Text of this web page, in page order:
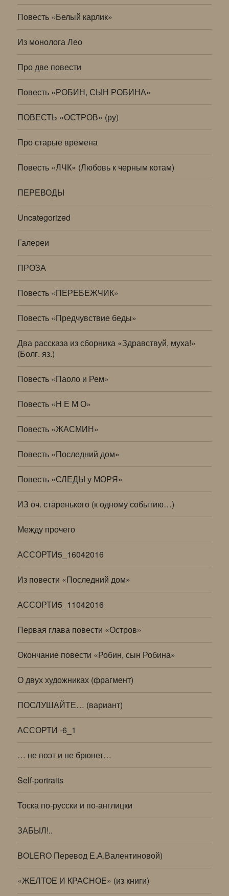
Повесть «Белый карлик»
Из монолога Лео
Про две повести
Повесть «РОБИН, СЫН РОБИНА»
ПОВЕСТЬ «ОСТРОВ» (ру)
Про старые времена
Повесть «ЛЧК» (Любовь к черным котам)
ПЕРЕВОДЫ
Uncategorized
Галереи
ПРОЗА
Повесть «ПЕРЕБЕЖЧИК»
Повесть «Предчувствие беды»
Два рассказа из сборника «Здравствуй, муха!»
(Болг. яз.)
Повесть «Паоло и Рем»
Повесть «Н Е М О»
Повесть «ЖАСМИН»
Повесть «Последний дом»
Повесть «СЛЕДЫ у МОРЯ»
ИЗ оч. старенького (к одному событию…)
Между прочего
АССОРТИ5_16042016
Из повести «Последний дом»
АССОРТИ5_11042016
Первая глава повести «Остров»
Окончание повести «Робин, сын Робина»
О двух художниках (фрагмент)
ПОСЛУШАЙТЕ… (вариант)
АССОРТИ -6_1
… не поэт и не брюнет…
Self-portraits
Тоска по-русски и по-англицки
ЗАБЫЛ!..
BOLERO Перевод Е.А.Валентиновой)
«ЖЕЛТОЕ И КРАСНОЕ» (из книги)